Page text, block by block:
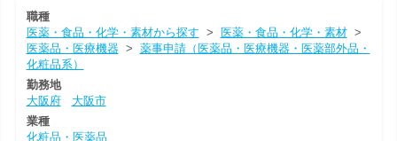
職種
医薬・食品・化学・素材から探す > 医薬・食品・化学・素材>
医薬品・医療機器> 薬事申請（医薬品・医療機器・医薬部外品・
化粧品系）
勤務地
大阪府
大阪市
業種
化粧品・医薬品